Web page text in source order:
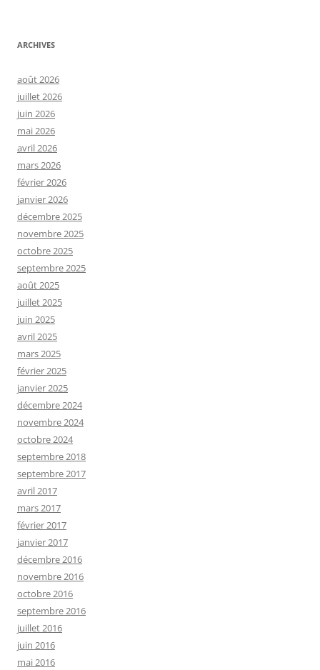
ARCHIVES
août 2026
juillet 2026
juin 2026
mai 2026
avril 2026
mars 2026
février 2026
janvier 2026
décembre 2025
novembre 2025
octobre 2025
septembre 2025
août 2025
juillet 2025
juin 2025
avril 2025
mars 2025
février 2025
janvier 2025
décembre 2024
novembre 2024
octobre 2024
septembre 2018
septembre 2017
avril 2017
mars 2017
février 2017
janvier 2017
décembre 2016
novembre 2016
octobre 2016
septembre 2016
juillet 2016
juin 2016
mai 2016